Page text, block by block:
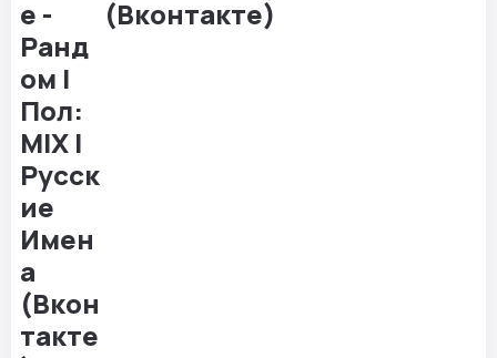
(Вконтакте)